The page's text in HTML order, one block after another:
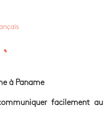
à Paname
facilement au